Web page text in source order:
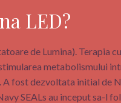
LED?
de Lumina).
metabolismului
A fost dezvoltata initial
SEALs au inceput sa-l